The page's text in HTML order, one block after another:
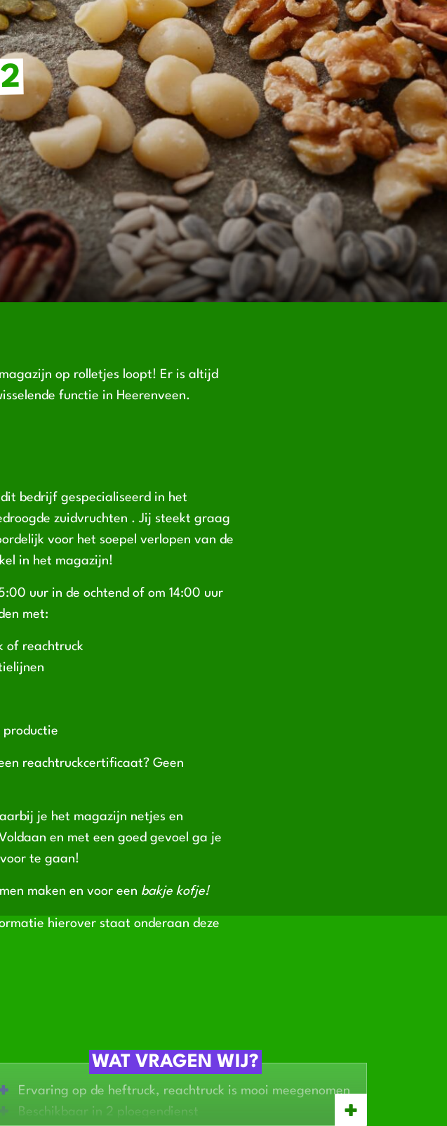
2
op rolletjes loopt! Er is altijd
functie in Heerenveen.
bedrijf gespecialiseerd in het
zuidvruchten . Jij steekt graag
voor het soepel verlopen van de
in het magazijn!
uur in de ochtend of om 14:00 uur
met:
of reachtruck
productie
reachtruckcertificaat? Geen
je het magazijn netjes en
en met een goed gevoel ga je
te gaan!
maken en voor een bakje kofje!
hierover staat onderaan deze
WAT VRAGEN WIJ?
Ervaring op de heftruck, reachtruck is mooi meegenomen
Beschikbaar in 2 ploegendienst